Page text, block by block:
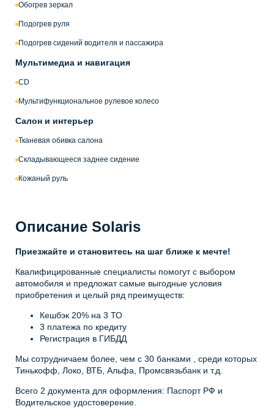
Обогрев зеркал
Подогрев руля
Подогрев сидений водителя и пассажира
Мультимедиа и навигация
CD
Мультифункциональное рулевое колесо
Салон и интерьер
Тканевая обивка салона
Складывающееся заднее сидение
Кожаный руль
Описание Solaris
Приезжайте и становитесь на шаг ближе к мечте!
Квалифицированные специалисты помогут с выбором
автомобиля и предложат самые выгодные условия
приобретения и целый ряд преимуществ:
Кешбэк 20% на 3 ТО
3 платежа по кредиту
Регистрация в ГИБДД
Мы сотрудничаем более, чем с 30 банками , среди которых
Тинькофф, Локо, ВТБ, Альфа, Промсвязьбанк и т.д.
Всего 2 документа для оформления: Паспорт РФ и
Водительское удостоверение.